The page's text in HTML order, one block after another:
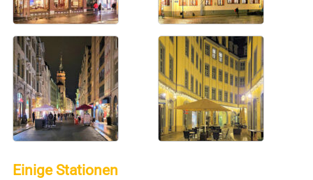
Einige Stationen